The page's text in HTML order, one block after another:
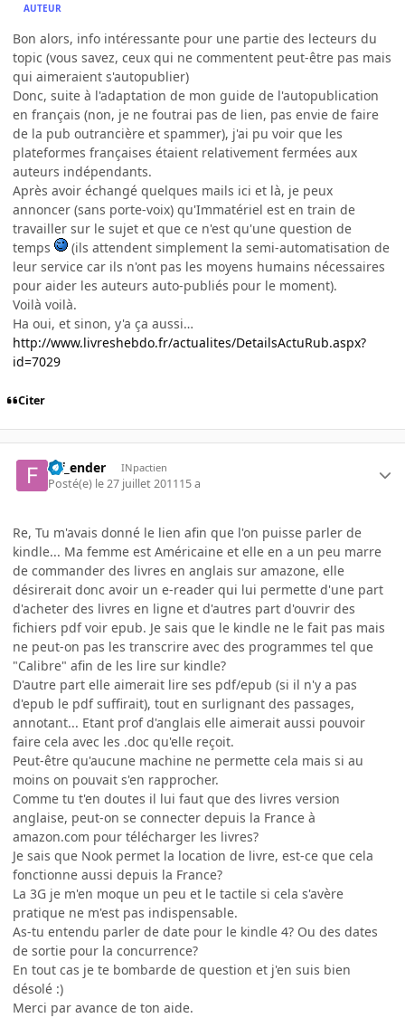
AUTEUR
Bon alors, info intéressante pour une partie des lecteurs du
topic (vous savez, ceux qui ne commentent peut-être pas mais
qui aimeraient s'autopublier)
Donc, suite à l'adaptation de mon guide de l'autopublication
en français (non, je ne foutrai pas de lien, pas envie de faire
de la pub outrancière et spammer), j'ai pu voir que les
plateformes françaises étaient relativement fermées aux
auteurs indépendants.
Après avoir échangé quelques mails ici et là, je peux
annoncer (sans porte-voix) qu'Immatériel est en train de
travailler sur le sujet et que ce n'est qu'une question de
temps
(ils attendent simplement la semi-automatisation de
leur service car ils n'ont pas les moyens humains nécessaires
pour aider les auteurs auto-publiés pour le moment).
Voilà voilà.
Ha oui, et sinon, y'a ça aussi…
http://www.livreshebdo.fr/actualites/DetailsActuRub.aspx?
id=7029
Citer
f4f_ender INpactien
Posté(e) le 27 juillet 201115 a
Re, Tu m'avais donné le lien afin que l'on puisse parler de
kindle... Ma femme est Américaine et elle en a un peu marre
de commander des livres en anglais sur amazone, elle
désirerait donc avoir un e-reader qui lui permette d'une part
d'acheter des livres en ligne et d'autres part d'ouvrir des
fichiers pdf voir epub. Je sais que le kindle ne le fait pas mais
ne peut-on pas les transcrire avec des programmes tel que
"Calibre" afin de les lire sur kindle?
D'autre part elle aimerait lire ses pdf/epub (si il n'y a pas
d'epub le pdf suffirait), tout en surlignant des passages,
annotant... Etant prof d'anglais elle aimerait aussi pouvoir
faire cela avec les .doc qu'elle reçoit.
Peut-être qu'aucune machine ne permette cela mais si au
moins on pouvait s'en rapprocher.
Comme tu t'en doutes il lui faut que des livres version
anglaise, peut-on se connecter depuis la France à
amazon.com pour télécharger les livres?
Je sais que Nook permet la location de livre, est-ce que cela
fonctionne aussi depuis la France?
La 3G je m'en moque un peu et le tactile si cela s'avère
pratique ne m'est pas indispensable.
As-tu entendu parler de date pour le kindle 4? Ou des dates
de sortie pour la concurrence?
En tout cas je te bombarde de question et j'en suis bien
désolé :)
Merci par avance de ton aide.